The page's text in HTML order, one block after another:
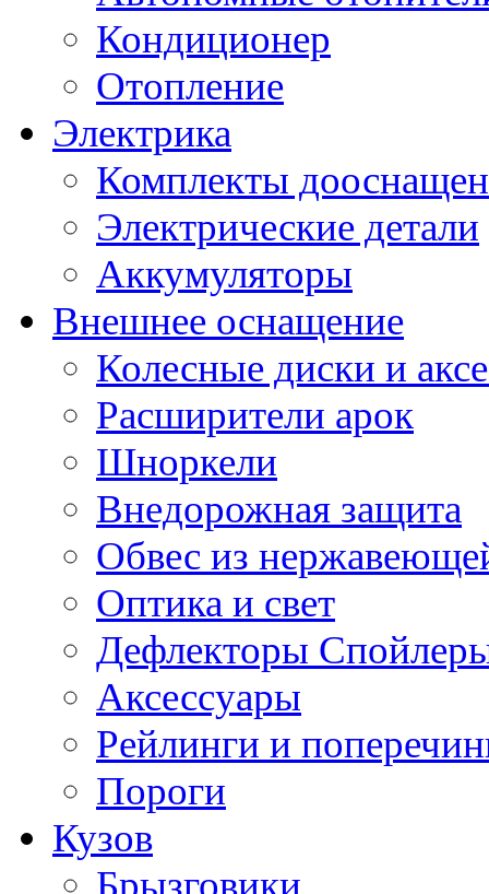
Кондиционер
Отопление
Электрика
Комплекты
Электрические детали
Аккумуляторы
Внешнее оснащение
Колесные диски и
Расширители арок
Шноркели
Внедорожная защита
Обвес из
Оптика и свет
Дефлекторы
Аксессуары
Рейлинги и
Пороги
Кузов
Брызговики